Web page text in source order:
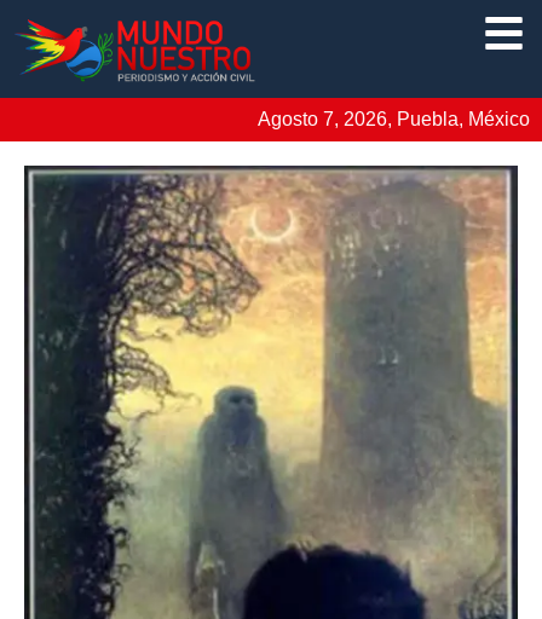
Agosto 7, 2026, Puebla, México